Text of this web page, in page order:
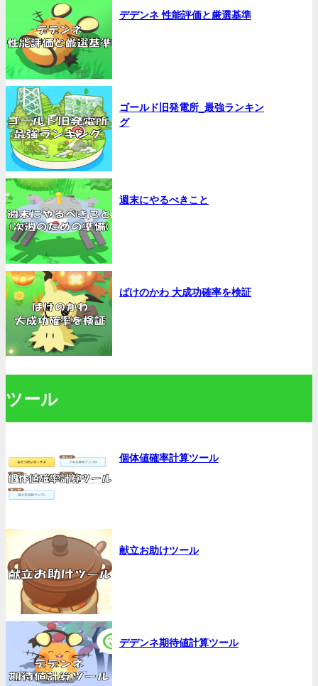
デデンネ 性能評価と厳選基準
ゴールド旧発電所_最強ランキン
グ
週末にやるべきこと
ばけのかわ 大成功確率を検証
ツール
個体値確率計算ツール
献立お助けツール
デデンネ期待値計算ツール